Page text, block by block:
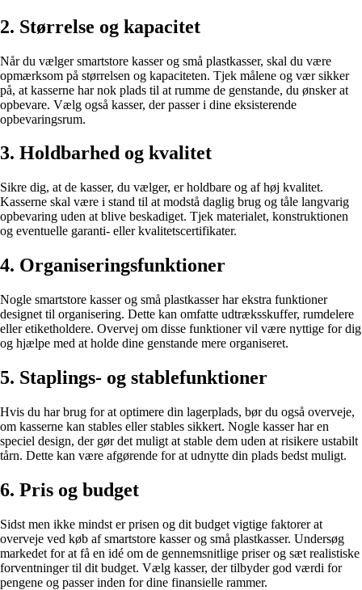
2. Størrelse og kapacitet
Når du vælger smartstore kasser og små plastkasser, skal du være
opmærksom på størrelsen og kapaciteten. Tjek målene og vær sikker
på, at kasserne har nok plads til at rumme de genstande, du ønsker at
opbevare. Vælg også kasser, der passer i dine eksisterende
opbevaringsrum.
3. Holdbarhed og kvalitet
Sikre dig, at de kasser, du vælger, er holdbare og af høj kvalitet.
Kasserne skal være i stand til at modstå daglig brug og tåle langvarig
opbevaring uden at blive beskadiget. Tjek materialet, konstruktionen
og eventuelle garanti- eller kvalitetscertifikater.
4. Organiseringsfunktioner
Nogle smartstore kasser og små plastkasser har ekstra funktioner
designet til organisering. Dette kan omfatte udtræksskuffer, rumdelere
eller etiketholdere. Overvej om disse funktioner vil være nyttige for dig
og hjælpe med at holde dine genstande mere organiseret.
5. Staplings- og stablefunktioner
Hvis du har brug for at optimere din lagerplads, bør du også overveje,
om kasserne kan stables eller stables sikkert. Nogle kasser har en
speciel design, der gør det muligt at stable dem uden at risikere ustabilt
tårn. Dette kan være afgørende for at udnytte din plads bedst muligt.
6. Pris og budget
Sidst men ikke mindst er prisen og dit budget vigtige faktorer at
overveje ved køb af smartstore kasser og små plastkasser. Undersøg
markedet for at få en idé om de gennemsnitlige priser og sæt realistiske
forventninger til dit budget. Vælg kasser, der tilbyder god værdi for
pengene og passer inden for dine finansielle rammer.